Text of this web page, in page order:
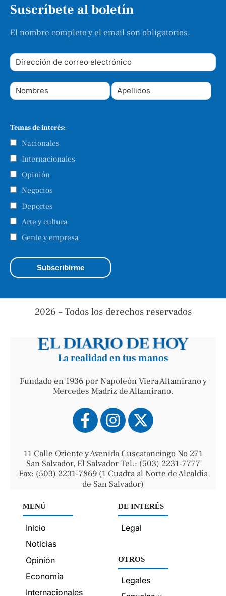
Suscríbete al boletín
El nombre completo y el email son obligatorios.
Temas de interés:
Nacionales
Internacionales
Opinión
Negocios
Deportes
Arte y cultura
Gente y empresa
2026 – Todos los derechos reservados
La realidad en tus manos
Fundado en 1936 por Napoleón Viera Altamirano y
Mercedes Madriz de Altamirano.
11 Calle Oriente y Avenida Cuscatancingo No 271
San Salvador, El Salvador Tel.: (503) 2231-7777
Fax: (503) 2231-7869 (1 Cuadra al Norte de Alcaldía
de San Salvador)
MENÚ
Inicio
Noticias
Opinión
Economía
Internacionales
DE INTERÉS
Legal
OTROS
Legales